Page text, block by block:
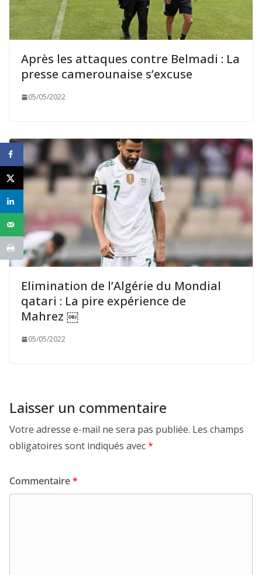
Après les attaques contre Belmadi : La
presse camerounaise s’excuse
05/05/2022
Elimination de l’Algérie du Mondial
qatari : La pire expérience de
Mahrez ￼
05/05/2022
Laisser un commentaire
Votre adresse e-mail ne sera pas publiée. Les champs
obligatoires sont indiqués avec*
Commentaire*